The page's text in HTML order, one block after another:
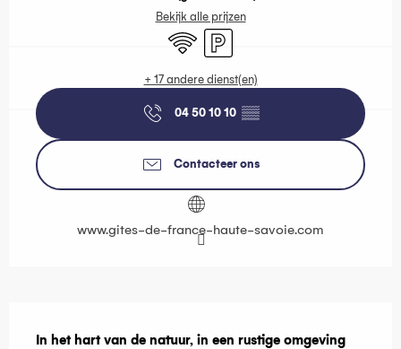
Bekijk alle prijzen
Wifi Parkeerplaats
+ 17 andere dienst(en)
04 50 10 10 ▒▒
Contacteer ons
www.gites-de-france-haute-savoie.com
In het hart van de natuur, in een rustige omgeving